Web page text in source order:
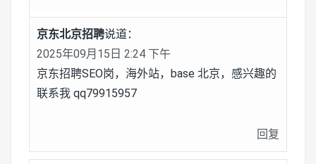
京东北京招聘说道：
2025年09月15日 2:24 下午
京东招聘SEO岗，海外站，base 北京，感兴趣的
联系我 qq79915957
回复